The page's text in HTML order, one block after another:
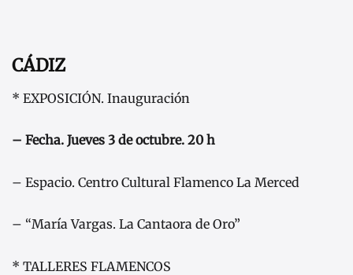
CÁDIZ
* EXPOSICIÓN. Inauguración
– Fecha. Jueves 3 de octubre. 20 h
– Espacio. Centro Cultural Flamenco La Merced
– “María Vargas. La Cantaora de Oro”
* TALLERES FLAMENCOS